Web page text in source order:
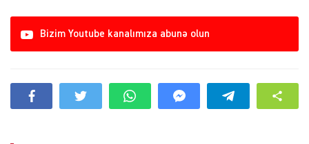
Bizim Youtube kanalımıza abunə olun